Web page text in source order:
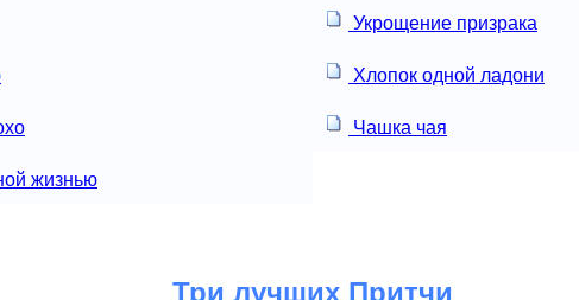
Укрощение призрака
Хлопок одной ладони
Чашка чая
жизнью
Три лучших Притчи